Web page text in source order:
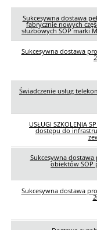
Sukcesywna dostawa
fabrycznie nowych
służbowych SOP marki
Sukcesywna dostawa
Świadczenie usług
USŁUGI SZKOLENIA
dostępu do
Sukcesywna
obiektów SOP
Sukcesywna dostawa